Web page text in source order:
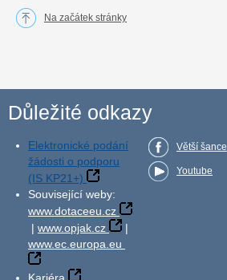
Na začátek stránky
Důležité odkazy
Elektronické podání
žádosti o podporu
(IS KP21+)
Související weby:
www.dotaceeu.cz
| www.opjak.cz
|
www.ec.europa.eu
Větší šance
Youtube